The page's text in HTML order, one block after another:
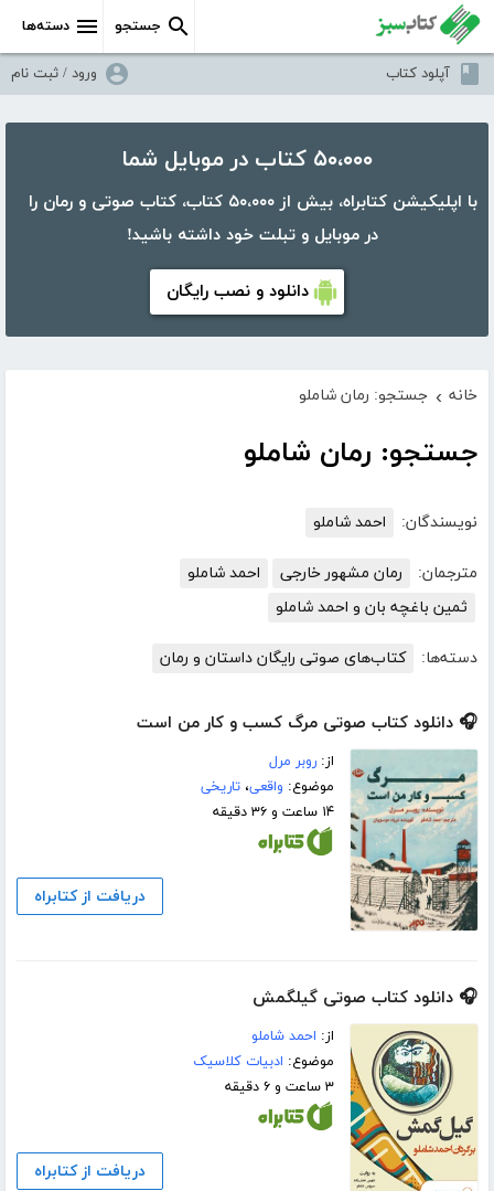
دسته‌ها جستجو
آپلود کتاب ورود / ثبت نام
۵۰،۰۰۰ کتاب در موبایل شما
با اپلیکیشن کتابراه، بیش از ۵۰،۰۰۰ کتاب، کتاب صوتی و رمان را
در موبایل و تبلت خود داشته باشید!
دانلود و نصب رایگان
خانه › جستجو: رمان شاملو
جستجو: رمان شاملو
نویسندگان: احمد شاملو
مترجمان: رمان مشهور خارجی
احمد شاملو
ثمین باغچه بان و احمد شاملو
دسته‌ها: کتاب‌های صوتی رایگان داستان و رمان
🎧 دانلود کتاب صوتی مرگ کسب و کار من است
از:روبر مرل
موضوع: واقعی،تاریخی
۱۴ ساعت و ۳۶ دقیقه
دریافت از کتابراه
🎧 دانلود کتاب صوتی گیلگمش
از: احمد شاملو
موضوع: ادبیات کلاسیک
۳ ساعت و ۶ دقیقه
دریافت از کتابراه